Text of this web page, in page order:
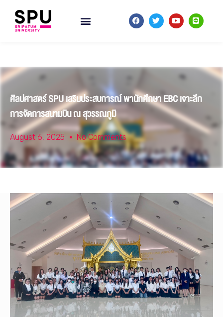
ศิลปศาสตร์ SPU เสริมประสบการณ์ พานักศึกษา EBC เจาะลึก
การจัดการสนามบิน ณ สุวรรณภูมิ
August 6, 2025 No Comments